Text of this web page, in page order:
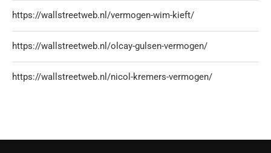
https://wallstreetweb.nl/vermogen-wim-kieft/
https://wallstreetweb.nl/olcay-gulsen-vermogen/
https://wallstreetweb.nl/nicol-kremers-vermogen/